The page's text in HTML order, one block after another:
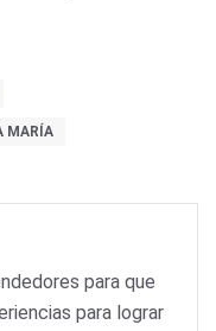
MARÍA
para que
para lograr